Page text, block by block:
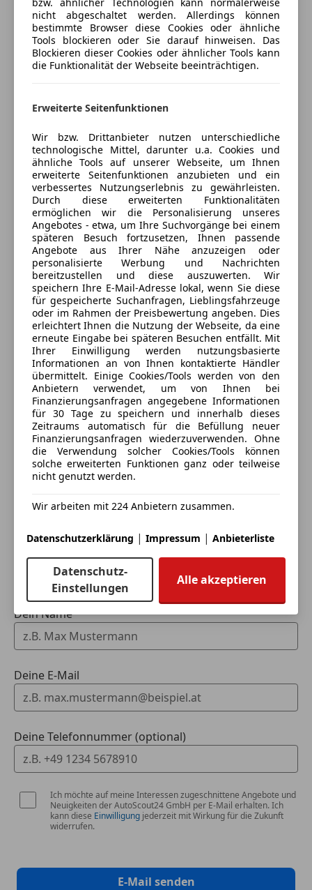
Reifendruckkontrollsystem
Spurhalteassistent
Tagfahrlicht
Verkehrszeichenerkennung
Alufelgen
Dachreling
Innenspiegel automatisch abblendend
Pannenkit
Scheinwerferreinigung
Spoiler
Sportfahrwerk
Sportpaket
Sportsitze
Sternebewertung 4.5 von 5
4,5 Sterne
(94% Weiterempfehlungen)
Anbieter auf AutoScout24 seit 2021
Verkauf
Schließt um 17:15
Prof. Ferry Porsche Straße 1
5700 Zell am See, AT
Kontakt
Dalibor Smiljcic
Alle Fahrzeuge des Anbieters
Anbieter kontaktieren
Deine Nachricht
Eintauschwagen: Kaufen und verkaufen in nur einem
(unverbindlich).
Fahrzeugdaten hinzufügen
Dein Name
Deine E-Mail
Deine Telefonnummer (optional)
Ich möchte auf meine Interessen zugeschnittene Angebote und
Neuigkeiten der AutoScout24 GmbH per E-Mail erhalten. Ich
kann diese Einwilligung jederzeit mit Wirkung für die Zukunft
widerrufen.
E-Mail senden
bzw. ähnlicher Technologien kann normalerweise
nicht abgeschaltet werden. Allerdings können
bestimmte Browser diese Cookies oder ähnliche
Tools blockieren oder Sie darauf hinweisen. Das
Blockieren dieser Cookies oder ähnlicher Tools kann
die Funktionalität der Webseite beeinträchtigen.
Erweiterte Seitenfunktionen
Wir bzw. Drittanbieter nutzen unterschiedliche
technologische Mittel, darunter u.a. Cookies und
ähnliche Tools auf unserer Webseite, um Ihnen
erweiterte Seitenfunktionen anzubieten und ein
verbessertes Nutzungserlebnis zu gewährleisten.
Durch diese erweiterten Funktionalitäten
ermöglichen wir die Personalisierung unseres
Angebotes - etwa, um Ihre Suchvorgänge bei einem
späteren Besuch fortzusetzen, Ihnen passende
Angebote aus Ihrer Nähe anzuzeigen oder
personalisierte Werbung und Nachrichten
bereitzustellen und diese auszuwerten. Wir
speichern Ihre E-Mail-Adresse lokal, wenn Sie diese
für gespeicherte Suchanfragen, Lieblingsfahrzeuge
oder im Rahmen der Preisbewertung angeben. Dies
erleichtert Ihnen die Nutzung der Webseite, da eine
erneute Eingabe bei späteren Besuchen entfällt. Mit
Ihrer Einwilligung werden nutzungsbasierte
Informationen an von Ihnen kontaktierte Händler
übermittelt. Einige Cookies/Tools werden von den
Anbietern verwendet, um von Ihnen bei
Finanzierungsanfragen angegebene Informationen
für 30 Tage zu speichern und innerhalb dieses
Zeitraums automatisch für die Befüllung neuer
Finanzierungsanfragen wiederzuverwenden. Ohne
die Verwendung solcher Cookies/Tools können
solche erweiterten Funktionen ganz oder teilweise
nicht genutzt werden.
Wir arbeiten mit 224 Anbietern zusammen.
Datenschutzerklärung | Impressum | Anbieterliste
Datenschutz-
Einstellungen
Alle akzeptieren